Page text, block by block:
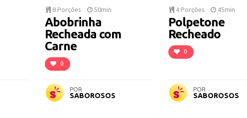
8 Porções 50min
Abobrinha
Recheada com
Carne
0
POR
SABOROSOS
4 Porções 45min
Polpetone
Recheado
0
POR
SABOROSOS